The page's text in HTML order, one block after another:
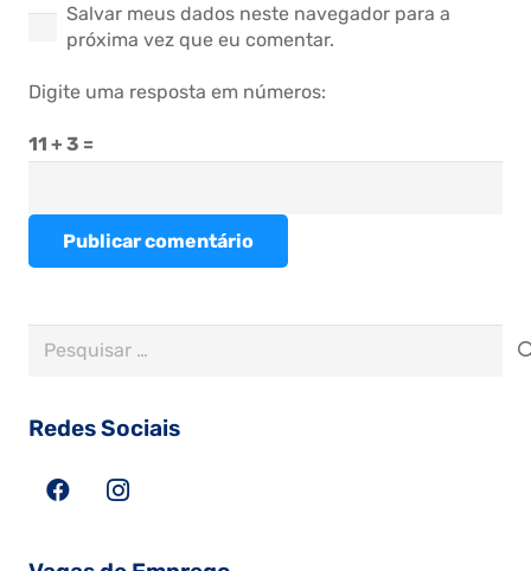
Salvar meus dados neste navegador para a
próxima vez que eu comentar.
Digite uma resposta em números:
11 + 3 =
Publicar comentário
Pesquisar
Redes Sociais